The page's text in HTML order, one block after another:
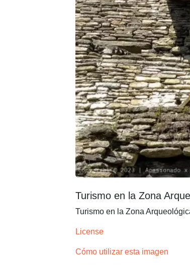
Turismo en la Zona
Turismo en la Zona
License
Cómo utilizar esta imagen